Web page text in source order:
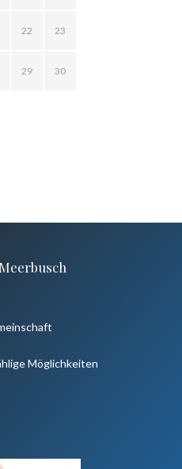
22 23
29 30
Möglichkeiten